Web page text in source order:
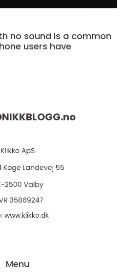
no sound is a common
users have
no
www.klikko.dk
Menu